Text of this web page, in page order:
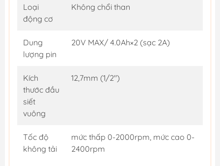
Loại
động cơ
Không chổi than
Dung
lượng pin
20V MAX/ 4.0Ah×2 (sạc 2A)
Kích
thước đầu
siết
vuông
12,7mm (1/2")
Tốc độ
không tải
mức thấp 0-2000rpm, mức cao 0-
2400rpm